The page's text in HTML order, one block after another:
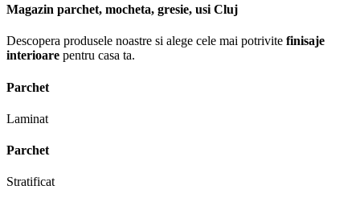
Magazin parchet, mocheta, gresie, usi Cluj
Descopera produsele noastre si alege cele mai potrivite finisaje
interioare pentru casa ta.
Parchet
Laminat
Parchet
Stratificat